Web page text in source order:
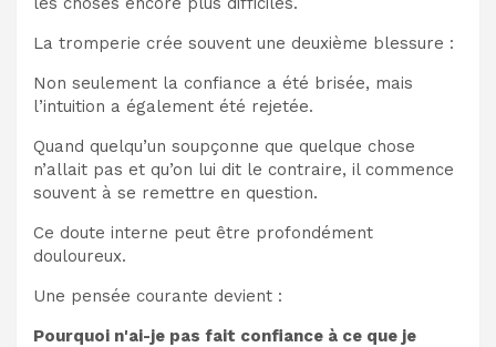
La tromperie crée souvent une deuxième blessure :
Non seulement la confiance a été brisée, mais
l’intuition a également été rejetée.
Quand quelqu’un soupçonne que quelque chose
n’allait pas et qu’on lui dit le contraire, il commence
souvent à se remettre en question.
Ce doute interne peut être profondément
douloureux.
Une pensée courante devient :
Pourquoi n'ai-je pas fait confiance à ce que je